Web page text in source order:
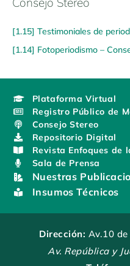
[1.15] Testimoniales de
[1.14] Fotoperiodismo –
Plataforma Virtual
Registro Público de
Consejo Stereo
Repositorio Digital
Revista Enfoques de
Sala de Prensa
Nuestras
Insumos Técnicos
Dirección: Av.10
Av. República y